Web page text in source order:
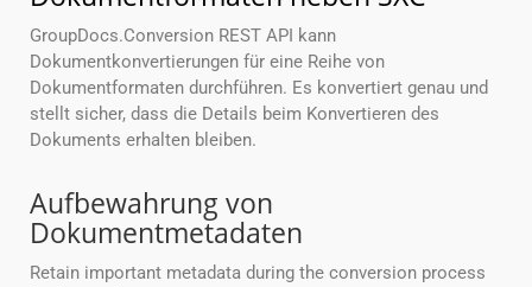
GroupDocs.Conversion REST API kann
Dokumentkonvertierungen für eine Reihe von
Dokumentformaten durchführen. Es konvertiert genau und
stellt sicher, dass die Details beim Konvertieren des
Dokuments erhalten bleiben.
Aufbewahrung von
Dokumentmetadaten
Retain important metadata during the conversion process